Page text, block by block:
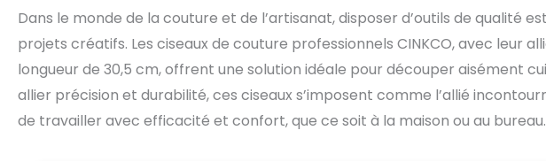
Dans le monde de la couture et de l’artisanat, disposer d’outils de qualité
projets créatifs. Les ciseaux de couture professionnels CINKCO, avec leur
longueur de 30,5 cm, offrent une solution idéale pour découper aisément
allier précision et durabilité, ces ciseaux s’imposent comme l’allié
de travailler avec efficacité et confort, que ce soit à la maison ou au bureau.